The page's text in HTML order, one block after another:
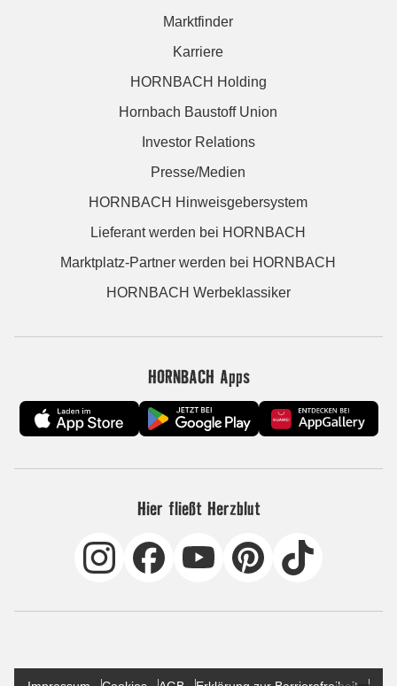
Marktfinder
Karriere
HORNBACH Holding
Hornbach Baustoff Union
Investor Relations
Presse/Medien
HORNBACH Hinweisgebersystem
Lieferant werden bei HORNBACH
Marktplatz-Partner werden bei HORNBACH
HORNBACH Werbeklassiker
HORNBACH Apps
Hier fließt Herzblut